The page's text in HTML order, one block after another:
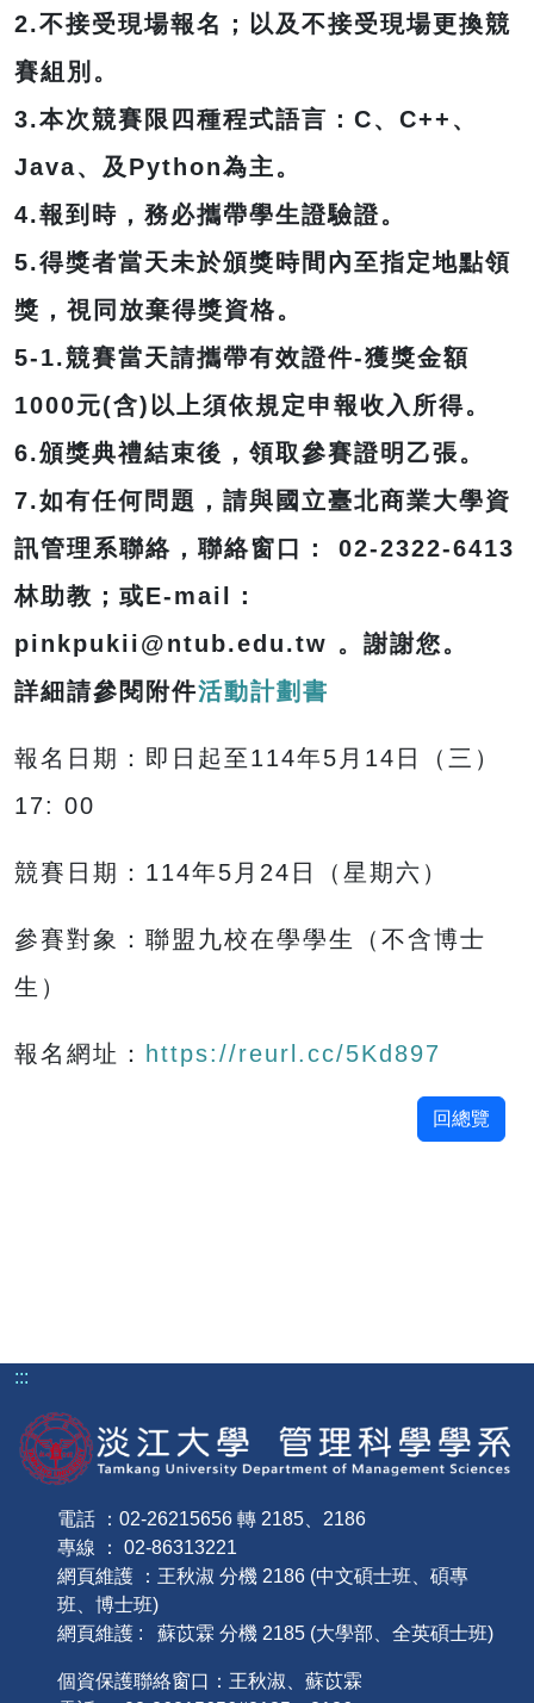
2.不接受現場報名；以及不接受現場更換競
賽組別。
3.本次競賽限四種程式語言：C、C++、
Java、及Python為主。
4.報到時，務必攜帶學生證驗證。
5.得獎者當天未於頒獎時間內至指定地點領
獎，視同放棄得獎資格。
5-1.競賽當天請攜帶有效證件-獲獎金額
1000元(含)以上須依規定申報收入所得。
6.頒獎典禮結束後，領取參賽證明乙張。
7.如有任何問題，請與國立臺北商業大學資
訊管理系聯絡，聯絡窗口： 02-2322-6413
林助教；或E-mail：
pinkpukii@ntub.edu.tw 。謝謝您。
詳細請參閱附件活動計劃書
報名日期：即日起至114年5月14日（三）
17: 00
競賽日期：114年5月24日（星期六）
參賽對象：聯盟九校在學學生（不含博士
生）
報名網址： https://reurl.cc/5Kd897
回總覽
:::
電話 ：02-26215656 轉 2185、2186
專線 ： 02-86313221
網頁維護 ：王秋淑 分機 2186 (中文碩士班、碩專
班、博士班)
網頁維護 : 蘇苡霖 分機 2185 (大學部、全英碩士班)
個資保護聯絡窗口：王秋淑、蘇苡霖